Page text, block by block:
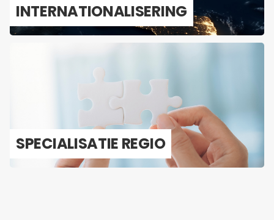
IN­TER­NA­TI­O­NA­LI­SE­RING
SPE­CI­A­LI­SA­TIE REGIO